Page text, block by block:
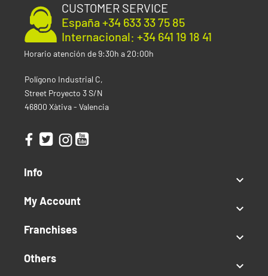
CUSTOMER SERVICE
España +34 633 33 75 85
Internacional: +34 641 19 18 41
Horario atención de 9:30h a 20:00h
Polígono Industrial C,
Street Proyecto 3 S/N
46800 Xàtiva - Valencia
Info

My Account

Franchises

Others
